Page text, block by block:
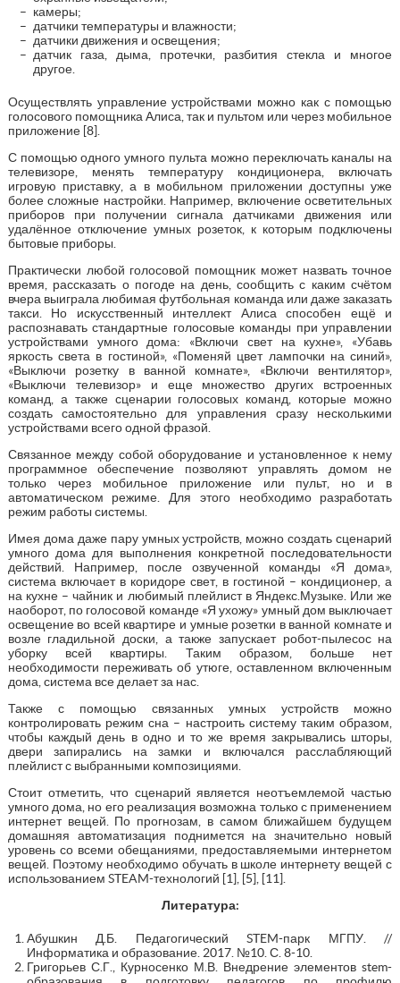
камеры;
датчики температуры и влажности;
датчики движения и освещения;
датчик газа, дыма, протечки, разбития стекла и многое
другое.
Осуществлять управление устройствами можно как с помощью
голосового помощника Алиса, так и пультом или через мобильное
приложение [8].
С помощью одного умного пульта можно переключать каналы на
телевизоре, менять температуру кондиционера, включать
игровую приставку, а в мобильном приложении доступны уже
более сложные настройки. Например, включение осветительных
приборов при получении сигнала датчиками движения или
удалённое отключение умных розеток, к которым подключены
бытовые приборы.
Практически любой голосовой помощник может назвать точное
время, рассказать о погоде на день, сообщить с каким счётом
вчера выиграла любимая футбольная команда или даже заказать
такси. Но искусственный интеллект Алиса способен ещё и
распознавать стандартные голосовые команды при управлении
устройствами умного дома: «Включи свет на кухне», «Убавь
яркость света в гостиной», «Поменяй цвет лампочки на синий»,
«Выключи розетку в ванной комнате», «Включи вентилятор»,
«Выключи телевизор» и еще множество других встроенных
команд, а также сценарии голосовых команд, которые можно
создать самостоятельно для управления сразу несколькими
устройствами всего одной фразой.
Связанное между собой оборудование и установленное к нему
программное обеспечение позволяют управлять домом не
только через мобильное приложение или пульт, но и в
автоматическом режиме. Для этого необходимо разработать
режим работы системы.
Имея дома даже пару умных устройств, можно создать сценарий
умного дома для выполнения конкретной последовательности
действий. Например, после озвученной команды «Я дома»,
система включает в коридоре свет, в гостиной – кондиционер, а
на кухне – чайник и любимый плейлист в Яндекс.Музыке. Или же
наоборот, по голосовой команде «Я ухожу» умный дом выключает
освещение во всей квартире и умные розетки в ванной комнате и
возле гладильной доски, а также запускает робот-пылесос на
уборку всей квартиры. Таким образом, больше нет
необходимости переживать об утюге, оставленном включенным
дома, система все делает за нас.
Также с помощью связанных умных устройств можно
контролировать режим сна – настроить систему таким образом,
чтобы каждый день в одно и то же время закрывались шторы,
двери запирались на замки и включался расслабляющий
плейлист с выбранными композициями.
Стоит отметить, что сценарий является неотъемлемой частью
умного дома, но его реализация возможна только с применением
интернет вещей. По прогнозам, в самом ближайшем будущем
домашняя автоматизация поднимется на значительно новый
уровень со всеми обещаниями, предоставляемыми интернетом
вещей. Поэтому необходимо обучать в школе интернету вещей с
использованием STEAM-технологий [1], [5], [11].
Литература:
Абушкин Д.Б. Педагогический STEM-парк МГПУ. //
Информатика и образование. 2017. №10. С. 8-10.
Григорьев С.Г., Курносенко М.В. Внедрение элементов stem-